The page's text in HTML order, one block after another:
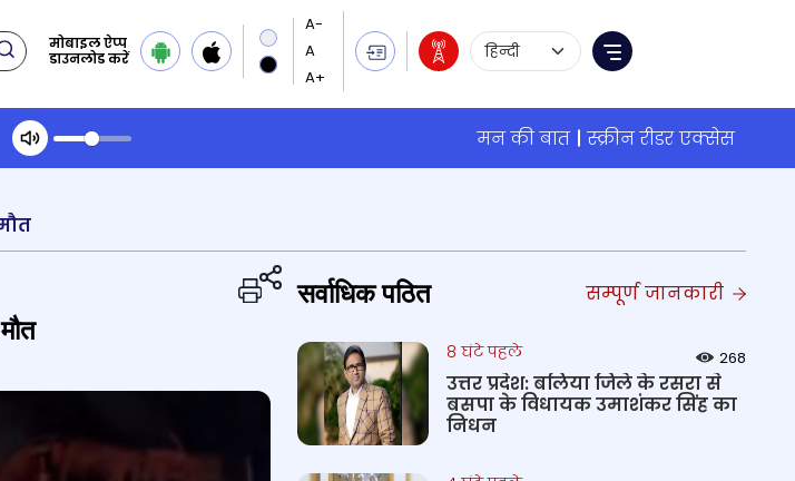
मोबाइल ऐप्प
डाउनलोड करें
Language Selection
Menu
मन की बात
स्क्रीन रीडर एक्सेस
सर्वाधिक पठित सम्पूर्ण जानकारी
8 घंटे पहले 268
उत्तर प्रदेश: बलिया जिले के रसरा से
बसपा के विधायक उमाशंकर सिंह का
निधन